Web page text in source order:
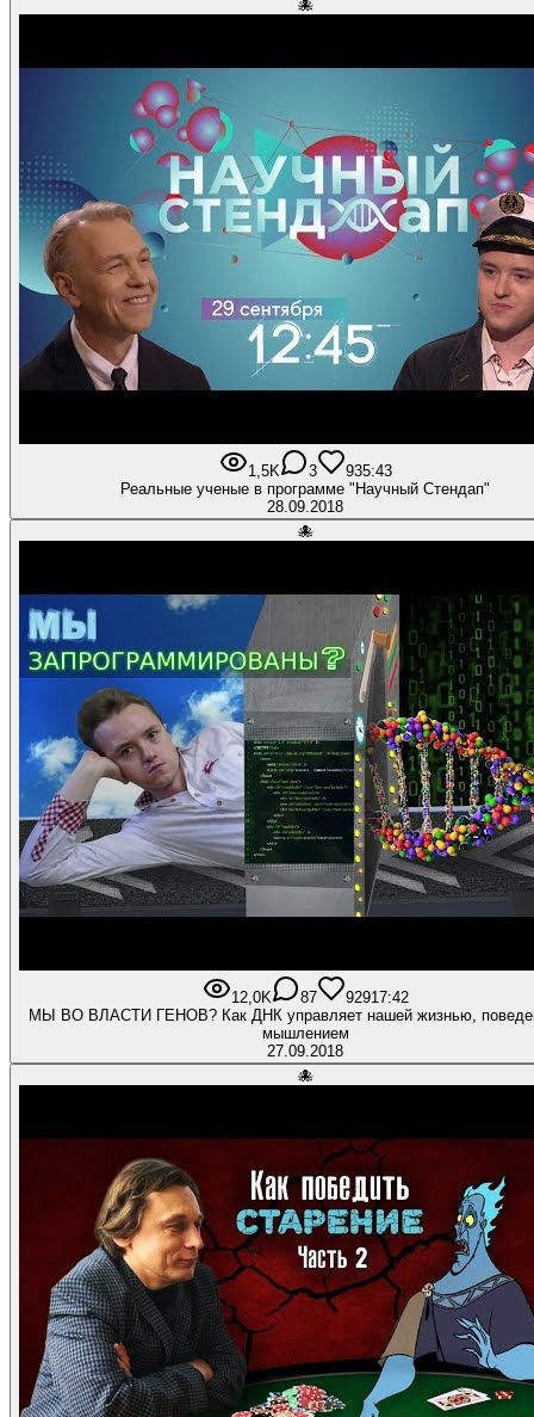
🐙
1,5K 3 935:43
Реальные ученые в программе "Научный Стендап"
28.09.2018
🐙
12,0K 87 92917:42
МЫ ВО ВЛАСТИ ГЕНОВ? Как ДНК управляет нашей жизнью,
мышлением
27.09.2018
🐙